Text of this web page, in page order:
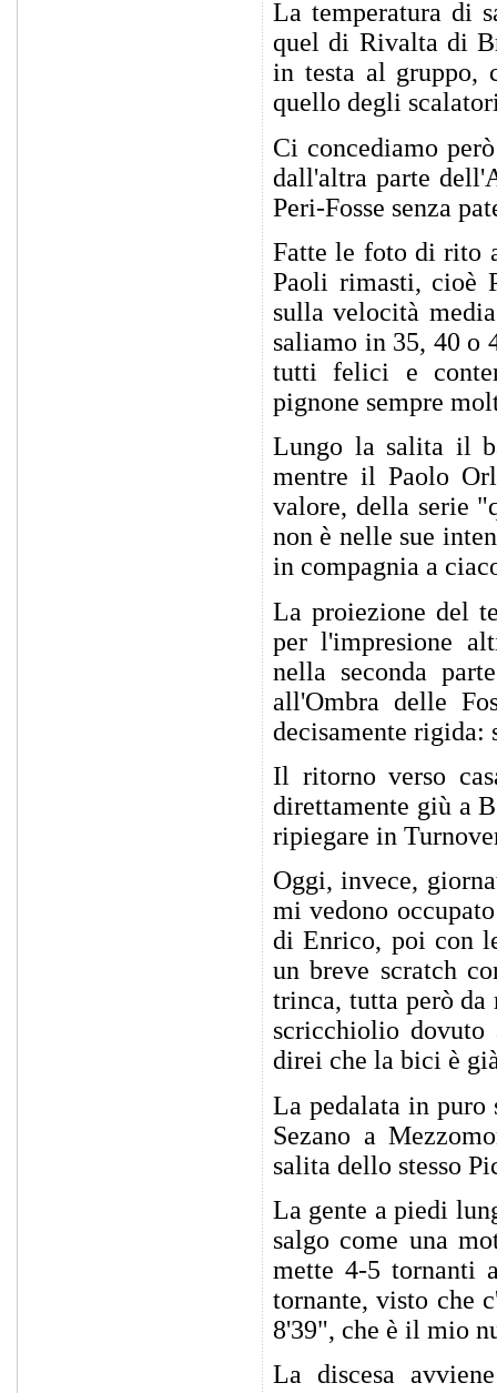
La temperatura di
quel di Rivalta di
in testa al gruppo,
quello degli
Ci concediamo
dall'altra parte
Peri-Fosse senza
Fatte le foto di rito
Paoli rimasti, cioè
sulla velocità
saliamo in 35, 40 o
tutti felici e
pignone sempre
Lungo la salita il
mentre il Paolo
valore, della serie
non è nelle sue
in compagnia a
La proiezione del
per l'impresione
nella seconda
all'Ombra delle
decisamente rigida:
Il ritorno verso
direttamente giù a
ripiegare in
Oggi, invece,
mi vedono
di Enrico, poi con
un breve scratch
trinca, tutta però da
scricchiolio dovuto
direi che la bici è
La pedalata in
Sezano a
salita dello stesso
La gente a piedi
salgo come una
mette 4-5 tornanti
tornante, visto che
8'39", che è il mio
La discesa